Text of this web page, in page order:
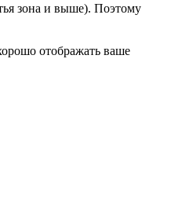
зона и выше). Поэтому
отображать ваше